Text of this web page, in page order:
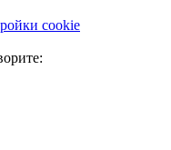
cookie